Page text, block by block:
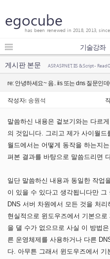
egocube
has been renewed in 2018, 2013,
기술강좌
게시판 본문 ASP, ASP.NET, IIS & Script - Read
re: 안녕하세요~ 음.. iis 또는 dns 질문인
작성자: 송원석
말씀하신 내용은 겉보기와는 다르
의 것입니다. 그리고 제가 사이월
월드에서는 어떻게 동작을 하는지
펴본 결과를 바탕으로 말씀드리면
일단 말씀하신 내용과 동일한 작업
이 있을 수 있다고 생각됩니다만
DNS 서버 차원에서 모든 것을 처
현실적으로 윈도우즈에서 기본으
을 댈 수가 없으므로 사실 이 방법
른 운영체제를 사용하거나 다른
다. 아무튼 그래서 윈도우즈에서